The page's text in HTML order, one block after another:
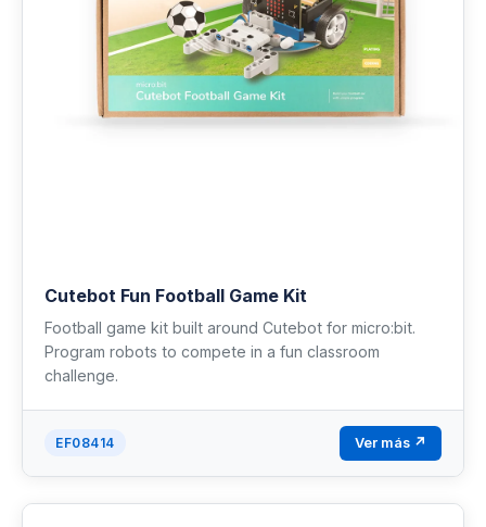
Cutebot Fun Football Game Kit
Football game kit built around Cutebot for micro:bit.
Program robots to compete in a fun classroom
challenge.
EF08414 Ver más ↗